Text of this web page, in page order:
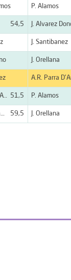
P. Alamos
54,5 J. Alvarez
J. Santibanez
J. Orellana
A.R. Parra
R. F. Cisternas Ayala 51,5 P. Alamos
L.A. Torres Chamorro 59,5 J. Orellana